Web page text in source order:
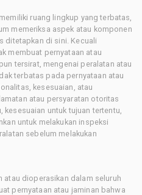
ruang lingkup yang terbatas,
memeriksa aspek atau komponen
ditetapkan di sini. Kecuali
membuat pernyataan atau
tersirat, mengenai peralatan atau
terbatas pada pernyataan atau
kesesuaian, atau
atau persyaratan otoritas
untuk tujuan tertentu,
untuk melakukan inspeksi
sebelum melakukan
atau dioperasikan dalam seluruh
pernyataan atau jaminan bahwa